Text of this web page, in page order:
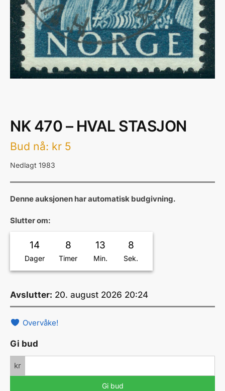
NK 470 – HVAL STASJON
Bud nå: kr 5
Nedlagt 1983
Denne auksjonen har automatisk budgivning.
Slutter om:
14
Dager
8
Timer
13
Min.
8
Sek.
Avslutter: 20. august 2026 20:24
Overvåke!
Gi bud
kr
Gi bud